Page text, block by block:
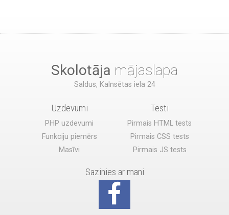
Skolotāja mājaslapa
Saldus, Kalnsētas iela 24
Uzdevumi
PHP uzdevumi
Funkciju piemērs
Masīvi
Testi
Pirmais HTML tests
Pirmais CSS tests
Pirmais JS tests
Sazinies ar mani